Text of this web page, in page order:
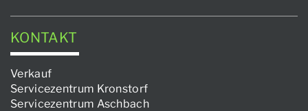
KONTAKT
Verkauf
Servicezentrum Kronstorf
Servicezentrum Aschbach